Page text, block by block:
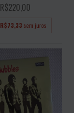
R$220,00
R$73,33 sem juros